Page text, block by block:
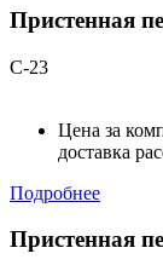
Пристенная
С-23
Цена за
доставка
Подробнее
Пристенная